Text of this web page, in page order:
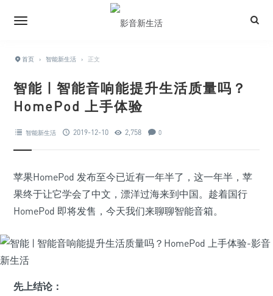
首页 › 智能新生活 › 正文
智能 | 智能音响能提升生活质量吗？
HomePod 上手体验
智能新生活 2019-12-10 2,758 0
苹果HomePod 发布至今已近有一年半了，这一年半，苹
果终于让它学会了中文，漂洋过海来到中国。趁着国行
HomePod 即将发售，今天我们来聊聊智能音箱。
先上结论：